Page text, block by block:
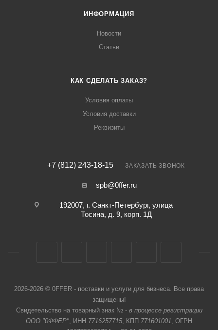
ИНФОРМАЦИЯ
Новости
Статьи
КАК СДЕЛАТЬ ЗАКАЗ?
Условия оплаты
Условия доставки
Реквизиты
+7 (812) 243-18-15 ЗАКАЗАТЬ ЗВОНОК
spb@0ffer.ru
192007, г. Санкт-Петербург, улица
Тосина, д. 9, корп. 1Д
2026-2026 © 0FFER - поставки и услуги для бизнеса. Все права
защищены!
Свидетельство на товарный знак № - в процессе регистрации
ООО "0ФФЕР", ИНН 7716257715, КПП 771601001, ОГРН